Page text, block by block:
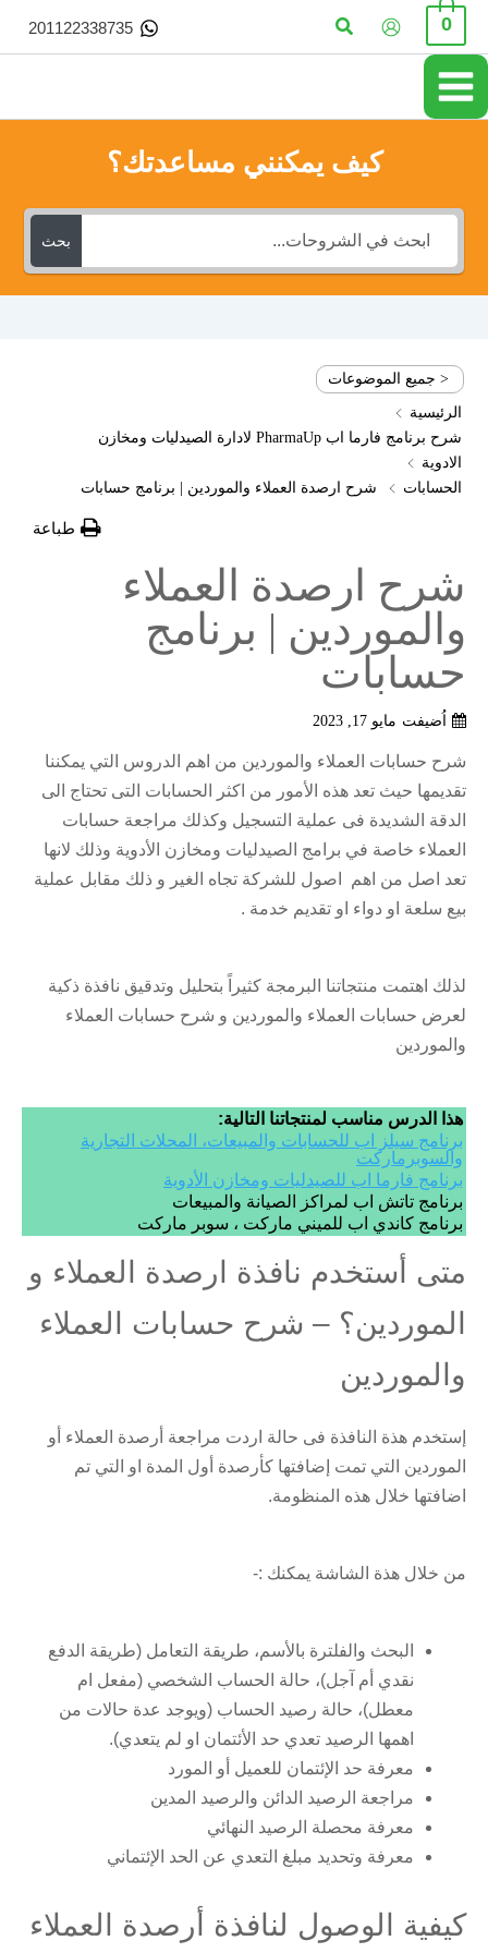
0 البحث 201122338735
كيف يمكنني مساعدتك؟
بحث
< جميع الموضوعات
الرئيسية
شرح برنامج فارما اب PharmaUp لادارة الصيدليات ومخازن
الادوية
الحسابات
شرح ارصدة العملاء والموردين | برنامج حسابات
طباعة
شرح ارصدة العملاء
والموردين | برنامج
حسابات
اُضيفت مايو 17, 2023
شرح حسابات العملاء والموردين من اهم الدروس التي يمكننا
تقديمها حيث تعد هذه الأمور من اكثر الحسابات التى تحتاج الى
الدقة الشديدة فى عملية التسجيل وكذلك مراجعة حسابات
العملاء خاصة في برامج الصيدليات ومخازن الأدوية وذلك لانها
تعد اصل من اهم اصول للشركة تجاه الغير و ذلك مقابل عملية
بيع سلعة او دواء او تقديم خدمة .
لذلك اهتمت منتجاتنا البرمجة كثيراً بتحليل وتدقيق نافذة ذكية
لعرض حسابات العملاء والموردين و شرح حسابات العملاء
والموردين
هذا الدرس مناسب لمنتجاتنا التالية:
برنامج سيلز اب للحسابات والمبيعات، المحلات التجارية
والسوبرماركت
برنامج فارما اب للصيدليات ومخازن الأدوية
برنامج تاتش اب لمراكز الصيانة والمبيعات
برنامج كاندي اب للميني ماركت ، سوبر ماركت
متى أستخدم نافذة ارصدة العملاء و
الموردين؟ – شرح حسابات العملاء
والموردين
إستخدم هذة النافذة فى حالة اردت مراجعة أرصدة العملاء أو
الموردين التي تمت إضافتها كأرصدة أول المدة او التي تم
اضافتها خلال هذه المنظومة.
من خلال هذة الشاشة يمكنك :-
البحث والفلترة بالأسم، طريقة التعامل (طريقة الدفع
نقدي أم آجل)، حالة الحساب الشخصي (مفعل ام
معطل)، حالة رصيد الحساب (ويوجد عدة حالات من
اهمها الرصيد تعدي حد الأئتمان او لم يتعدي).
معرفة حد الإئتمان للعميل أو المورد
مراجعة الرصيد الدائن والرصيد المدين
معرفة محصلة الرصيد النهائي
معرفة وتحديد مبلغ التعدي عن الحد الإئتماني
كيفية الوصول لنافذة أرصدة العملاء